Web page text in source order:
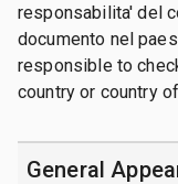
responsabilita' del
documento nel
responsible to
country or country
General